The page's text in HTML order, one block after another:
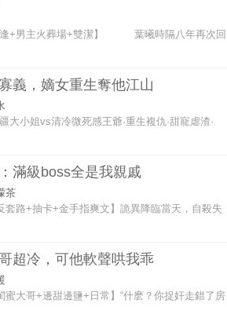
+男主火葬場+雙潔】 葉曦時隔八年再次回
義，嫡女重生奪他江山
大小姐vs清冷微死感王爺·重生複仇·甜寵虐渣·
滿級boss全是我親戚
茶
套路+抽卡+金手指爽文】詭異降臨當天，自殺失
超冷，可他軟聲哄我乖
蜜大哥+邊甜邊鹽+日常】“什麽？你捉奸走錯了房